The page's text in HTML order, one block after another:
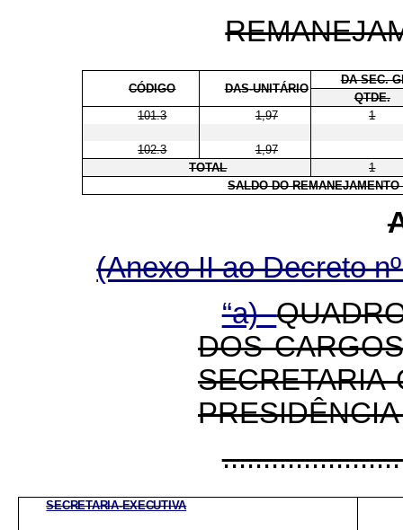
CÓDIGO DAS-UNITÁRIO
DA SEC.
QTDE.
101.3
1,97 1
102.3
1,97
TOTAL
1
SALDO DO REMANEJAMENTO
(Anexo II ao Decreto
“a)
DOS
SECRETARIA-EXECUTIVA